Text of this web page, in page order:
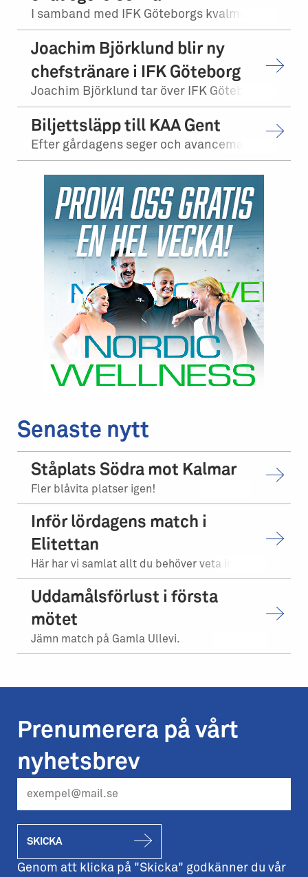
Joachim Björklund blir ny
chefstränare i IFK Göteborg
Biljettsläpp till KAA Gent
Senaste nytt
Ståplats Södra mot Kalmar
Fler blåvita platser igen!
Inför lördagens match i
Elitettan
Uddamålsförlust i första
mötet
Jämn match på Gamla Ullevi.
Prenumerera på vårt
nyhetsbrev
SKICKA
Genom att klicka på "Skicka" godkänner du vår